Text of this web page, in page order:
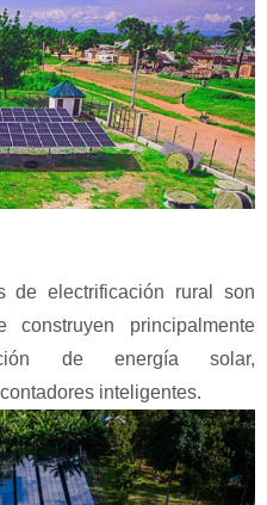
de electrificación rural son
principalmente
de energía solar,
inteligentes.